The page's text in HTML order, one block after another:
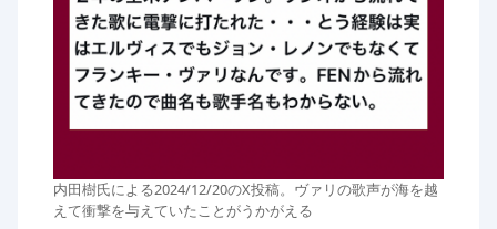
内田樹氏による2024/12/20のX投稿。ヴァリの歌声が海を越
えて衝撃を与えていたことがうかがえる